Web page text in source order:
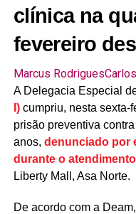
clínica na
fevereiro
Marcus Rodrigues
A Delegacia Especial
I)cumpriu, nesta sexta-
prisão preventiva
anos, denunciado por
durante o atendimento
Liberty Mall, Asa Norte.
De acordo com a